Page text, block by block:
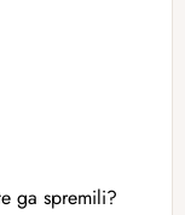
ga spremili?